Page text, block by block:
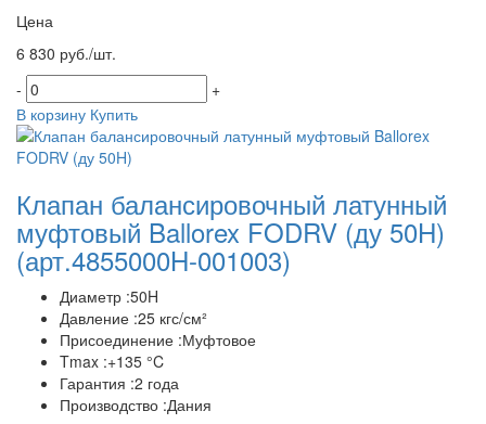
Цена
6 830 руб./шт.
-
+
В корзину Купить
Клапан балансировочный латунный
муфтовый Ballorex FODRV (ду 50H)
(арт.4855000H-001003)
Диаметр :50H
Давление :25 кгс/см²
Присоединение :Муфтовое
Tmax :+135 °C
Гарантия :2 года
Производство :Дания